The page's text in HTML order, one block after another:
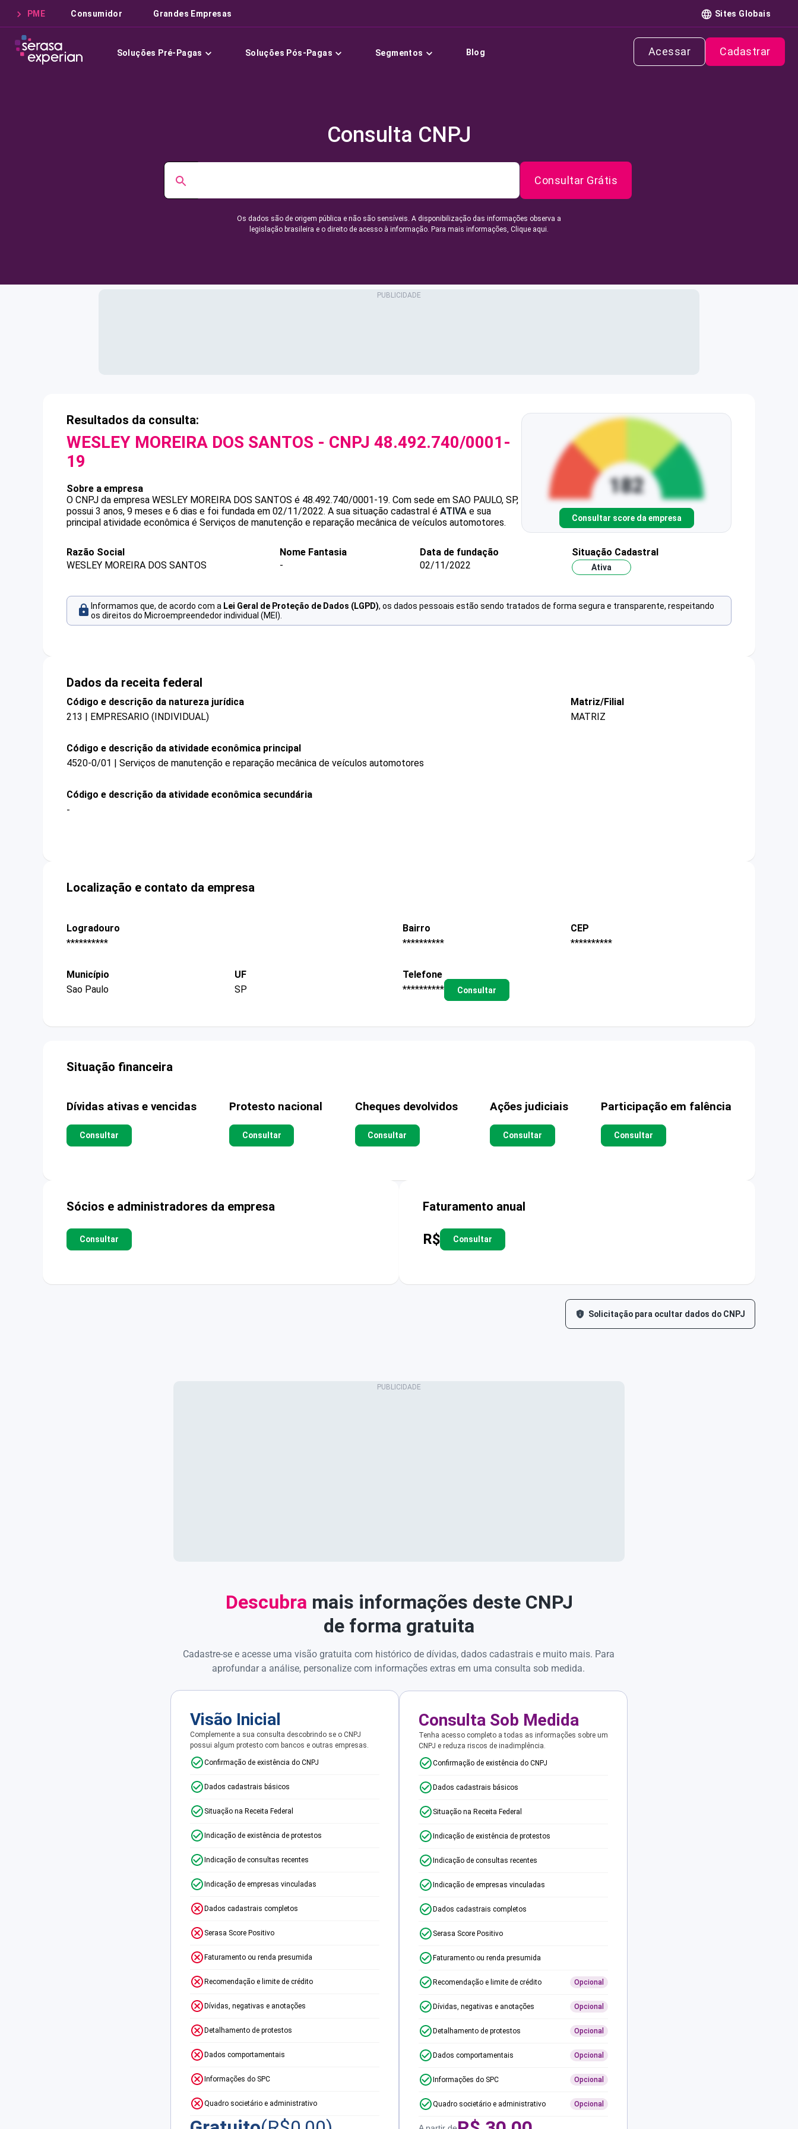
PME Consumidor Grandes Empresas Sites Globais
Soluções Pré-Pagas Soluções Pós-Pagas Segmentos Blog Acessar Cadastrar
Consulta CNPJ
Consultar Grátis
Os dados são de origem pública e não são sensíveis. A disponibilização das informações observa a
legislação brasileira e o direito de acesso à informação. Para mais informações, Clique aqui.
Resultados da consulta:
WESLEY MOREIRA DOS SANTOS - CNPJ 48.492.740/0001-
19
Sobre a empresa
O CNPJ da empresa WESLEY MOREIRA DOS SANTOS é 48.492.740/0001-19. Com sede em SAO PAULO, SP,
possui 3 anos, 9 meses e 6 dias e foi fundada em 02/11/2022. A sua situação cadastral é ATIVA e sua
principal atividade econômica é Serviços de manutenção e reparação mecânica de veículos automotores.
Consultar score da empresa
Razão Social
WESLEY MOREIRA DOS SANTOS
Nome Fantasia
-
Data de fundação
02/11/2022
Situação Cadastral
Ativa
Informamos que, de acordo com a Lei Geral de Proteção de Dados (LGPD), os dados pessoais estão sendo tratados de forma segura e transparente, respeitando
os direitos do Microempreendedor individual (MEI).
Dados da receita federal
Código e descrição da natureza jurídica
213 | EMPRESARIO (INDIVIDUAL)
Matriz/Filial
MATRIZ
Código e descrição da atividade econômica principal
4520-0/01 | Serviços de manutenção e reparação mecânica de veículos automotores
Código e descrição da atividade econômica secundária
-
Localização e contato da empresa
Logradouro
**********
Bairro
**********
CEP
**********
Município
Sao Paulo
UF
SP
Telefone
**********
Consultar
Situação financeira
Dívidas ativas e vencidas
Consultar
Protesto nacional
Consultar
Cheques devolvidos
Consultar
Ações judiciais
Consultar
Participação em falência
Consultar
Sócios e administradores da empresa
Consultar
Faturamento anual
R$ Consultar
Solicitação para ocultar dados do CNPJ
Descubra mais informações deste CNPJ
de forma gratuita
Cadastre-se e acesse uma visão gratuita com histórico de dívidas, dados cadastrais e muito mais. Para
aprofundar a análise, personalize com informações extras em uma consulta sob medida.
Visão Inicial
Complemente a sua consulta descobrindo se o CNPJ
possui algum protesto com bancos e outras empresas.
Confirmação de existência do CNPJ
Dados cadastrais básicos
Situação na Receita Federal
Indicação de existência de protestos
Indicação de consultas recentes
Indicação de empresas vinculadas
Dados cadastrais completos
Serasa Score Positivo
Faturamento ou renda presumida
Recomendação e limite de crédito
Dívidas, negativas e anotações
Detalhamento de protestos
Dados comportamentais
Informações do SPC
Quadro societário e administrativo
Consulta Sob Medida
Tenha acesso completo a todas as informações sobre um
CNPJ e reduza riscos de inadimplência.
Confirmação de existência do CNPJ
Dados cadastrais básicos
Situação na Receita Federal
Indicação de existência de protestos
Indicação de consultas recentes
Indicação de empresas vinculadas
Dados cadastrais completos
Serasa Score Positivo
Faturamento ou renda presumida
Recomendação e limite de crédito Opcional
Dívidas, negativas e anotações Opcional
Detalhamento de protestos Opcional
Dados comportamentais Opcional
Informações do SPC Opcional
Quadro societário e administrativo Opcional